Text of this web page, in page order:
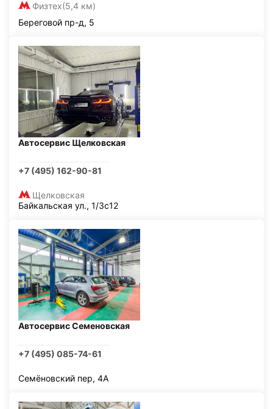
Физтех(5,4 км)
Береговой пр-д, 5
Автосервис Щелковская
+7 (495) 162-90-81
Щелковская
Байкальская ул., 1/3с12
Автосервис Семеновская
+7 (495) 085-74-61
Семёновский пер, 4А